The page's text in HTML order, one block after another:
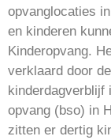
opvanglocaties
en kinderen
Kinderopvang.
verklaard door
kinderdagverblijf
opvang (bso) in
zitten er dertig